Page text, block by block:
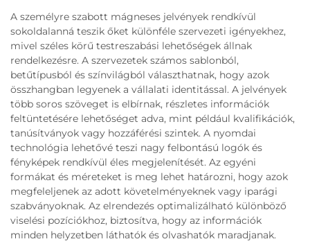
A személyre szabott mágneses jelvények rendkívül
sokoldalanná teszik őket különféle szervezeti igényekhez,
mivel széles körű testreszabási lehetőségek állnak
rendelkezésre. A szervezetek számos sablonból,
betűtípusból és színvilágból választhatnak, hogy azok
összhangban legyenek a vállalati identitással. A jelvények
több soros szöveget is elbírnak, részletes információk
feltüntetésére lehetőséget adva, mint például kvalifikációk,
tanúsítványok vagy hozzáférési szintek. A nyomdai
technológia lehetővé teszi nagy felbontású logók és
fényképek rendkívül éles megjelenítését. Az egyéni
formákat és méreteket is meg lehet határozni, hogy azok
megfeleljenek az adott követelményeknek vagy iparági
szabványoknak. Az elrendezés optimalizálható különböző
viselési pozíciókhoz, biztosítva, hogy az információk
minden helyzetben láthatók és olvashatók maradjanak.